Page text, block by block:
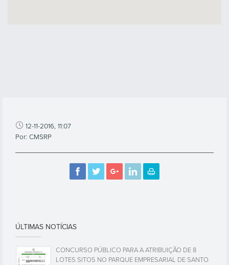
12-11-2016, 11:07
Por: CMSRP
ÚLTIMAS NOTÍCIAS
CONCURSO PÚBLICO PARA A ATRIBUIÇÃO DE 8
LOTES SITOS NO PARQUE EMPRESARIAL DE SANTO